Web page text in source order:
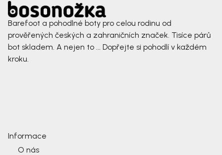
Barefoot a pohodlné boty pro celou rodinu od
prověřených českých a zahraničních značek. Tisíce párů
bot skladem. A nejen to ... Dopřejte si pohodlí v každém
kroku.
Informace
O nás